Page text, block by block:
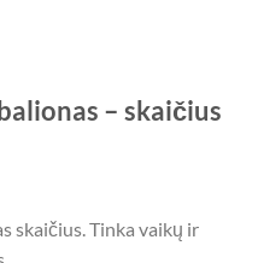
– skaičius
skaičius. Tinka vaikų ir